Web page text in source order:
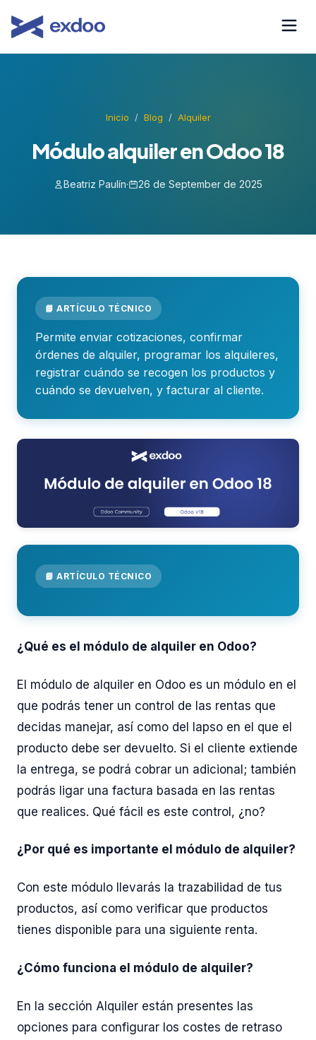
Inicio / Blog / Alquiler
Módulo alquiler en Odoo 18
Beatriz Paulín· 26 de September de 2025
📘 ARTÍCULO TÉCNICO
Permite enviar cotizaciones, confirmar
órdenes de alquiler, programar los alquileres,
registrar cuándo se recogen los productos y
cuándo se devuelven, y facturar al cliente.
📘 ARTÍCULO TÉCNICO
¿Qué es el módulo de alquiler en Odoo?
El módulo de alquiler en Odoo es un módulo en el
que podrás tener un control de las rentas que
decidas manejar, así como del lapso en el que el
producto debe ser devuelto. Si el cliente extiende
la entrega, se podrá cobrar un adicional; también
podrás ligar una factura basada en las rentas
que realices. Qué fácil es este control, ¿no?
¿Por qué es importante el módulo de alquiler?
Con este módulo llevarás la trazabilidad de tus
productos, así como verificar que productos
tienes disponible para una siguiente renta.
¿Cómo funciona el módulo de alquiler?
En la sección Alquiler están presentes las
opciones para configurar los costes de retraso